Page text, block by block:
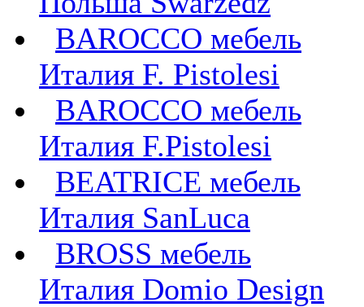
BAROCCO мебель
Италия F. Pistolesi
BAROCCO мебель
Италия F.Pistolesi
BEATRICE мебель
Италия SanLuca
BROSS мебель
Италия Domio Design